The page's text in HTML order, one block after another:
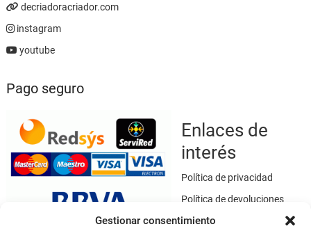
Gestionar consentimiento
decriadoracriador.com
instagram
youtube
Pago seguro
Enlaces de
interés
Política de privacidad
Política de devoluciones
Política de cookies